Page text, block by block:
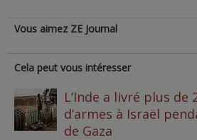
Vous aimez ZE Journal
Cela peut vous intéresser
L’Inde a livré plus de
d’armes à Israël
de Gaza